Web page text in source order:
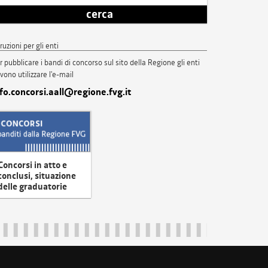
cerca
per gli enti
pubblicare i bandi di concorso sul sito della Regione gli enti
utilizzare l'e-mail
in atto e
situazione
graduatorie